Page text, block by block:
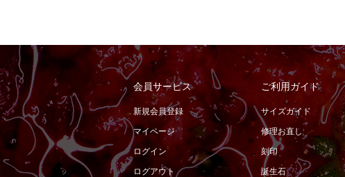
会員サービス
新規会員登録
マイページ
ログイン
ログアウト
ご利用ガイド
サイズガイド
修理お直し
刻印
誕生石